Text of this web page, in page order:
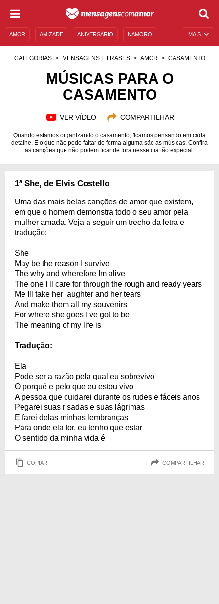
MAIS
AMOR AMIZADE ANIVERSÁRIO NAMORO
UNIVERSO FEMININO
MENSAGENS E FRASES MENSAGENS DE ANIVERSÁRIO
CATEGORIAS MENSAGENS E FRASES AMOR CASAMENTO
MÚSICAS PARA O
CASAMENTO
VER VÍDEO COMPARTILHAR
Quando estamos organizando o casamento, ficamos pensando em cada
detalhe. E o que não pode faltar de forma alguma são as músicas. Confira
as canções que não podem ficar de fora nesse dia tão especial.
1ª She, de Elvis Costello
Uma das mais belas canções de amor que existem,
em que o homem demonstra todo o seu amor pela
mulher amada. Veja a seguir um trecho da letra e
tradução:
She
May be the reason I survive
The why and wherefore Im alive
The one I ll care for through the rough and ready years
Me Ill take her laughter and her tears
And make them all my souvenirs
For where she goes I ve got to be
The meaning of my life is
Tradução:
Ela
Pode ser a razão pela qual eu sobrevivo
O porquê e pelo que eu estou vivo
A pessoa que cuidarei durante os rudes e fáceis anos
Pegarei suas risadas e suas lágrimas
E farei delas minhas lembranças
Para onde ela for, eu tenho que estar
O sentido da minha vida é
COPIAR COMPARTILHAR